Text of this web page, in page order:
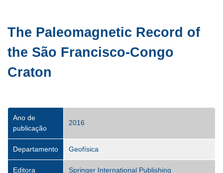
The Paleomagnetic Record of
the São Francisco-Congo
Craton
Ano de
publicação
2016
Departamento Geofísica
Editora Springer International Publishing